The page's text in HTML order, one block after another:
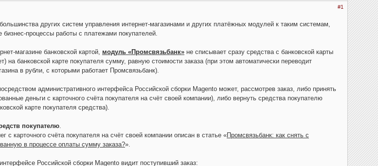
#1
других систем управления интернет-магазинами и других платёжных модулей к таким системам,
процессы работы с платежами покупателей.
магазине банковской картой, модуль «Промсвязьбанк» не списывает сразу средства с банковской карты
на банковской карте покупателя сумму, равную стоимости заказа (при этом автоматически переводит
в рубли, с которыми работает Промсвязьбанк).
административного интерфейса Российской сборки Magento может, рассмотрев заказ, либо принять
деньги с карточного счёта покупателя на счёт своей компании), либо вернуть средства покупателю
карте покупателя средства).
покупателю.
с карточного счёта покупателя на счёт своей компании описан в статье «Промсвязьбанк: как снять с
в процессе оплаты сумму заказа?».
Российской сборки Magento видит поступивший заказ: